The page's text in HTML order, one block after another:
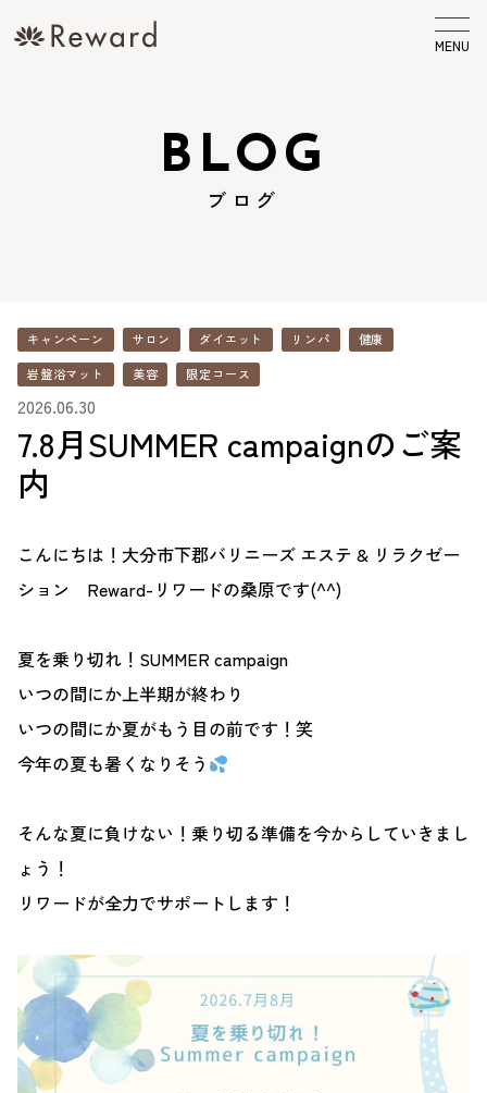
MENU
BLOG
ブログ
キャンペーン サロン ダイエット リンパ
健康
岩盤浴マット
美容 限定コース
2026.06.30
7.8月SUMMER campaignのご案
内
こんにちは！大分市下郡バリニーズ エステ & リラクゼー
ション Reward-リワードの桑原です(^^)
夏を乗り切れ！SUMMER campaign
いつの間にか上半期が終わり
いつの間にか夏がもう目の前です！笑
今年の夏も暑くなりそう
そんな夏に負けない！乗り切る準備を今からしていきまし
ょう！
リワードが全力でサポートします！